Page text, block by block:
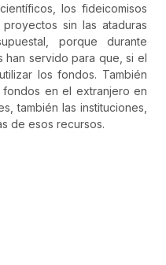
los fideicomisos
sin las ataduras
porque durante
han servido para que, si el
los fondos. También
en el extranjero en
también las instituciones,
de esos recursos.